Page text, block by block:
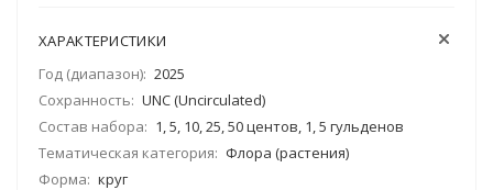
ХАРАКТЕРИСТИКИ
Год (диапазон): 2025
Сохранность: UNC (Uncirculated)
Состав набора: 1, 5, 10, 25, 50 центов, 1, 5 гульденов
Тематическая категория: Флора (растения)
Форма: круг